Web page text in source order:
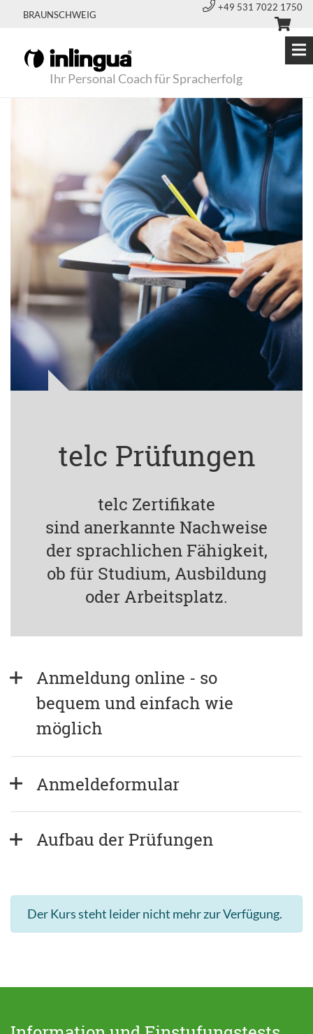
BRAUNSCHWEIG
+49 531 7022 1750
Ihr Personal Coach für Spracherfolg
telc Prüfungen
telc Zertifikate
sind anerkannte Nachweise
der sprachlichen Fähigkeit,
ob für Studium, Ausbildung
oder Arbeitsplatz.
Anmeldung online - so
bequem und einfach wie
möglich
Anmeldeformular
Aufbau der Prüfungen
Der Kurs steht leider nicht mehr zur Verfügung.